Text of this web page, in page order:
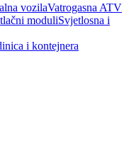
vozilaVatrogasna ATV
moduliSvjetlosna i
i kontejnera